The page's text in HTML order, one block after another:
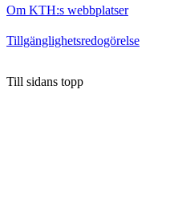
Om KTH:s webbplatser
Tillgänglighetsredogörelse
Till sidans topp